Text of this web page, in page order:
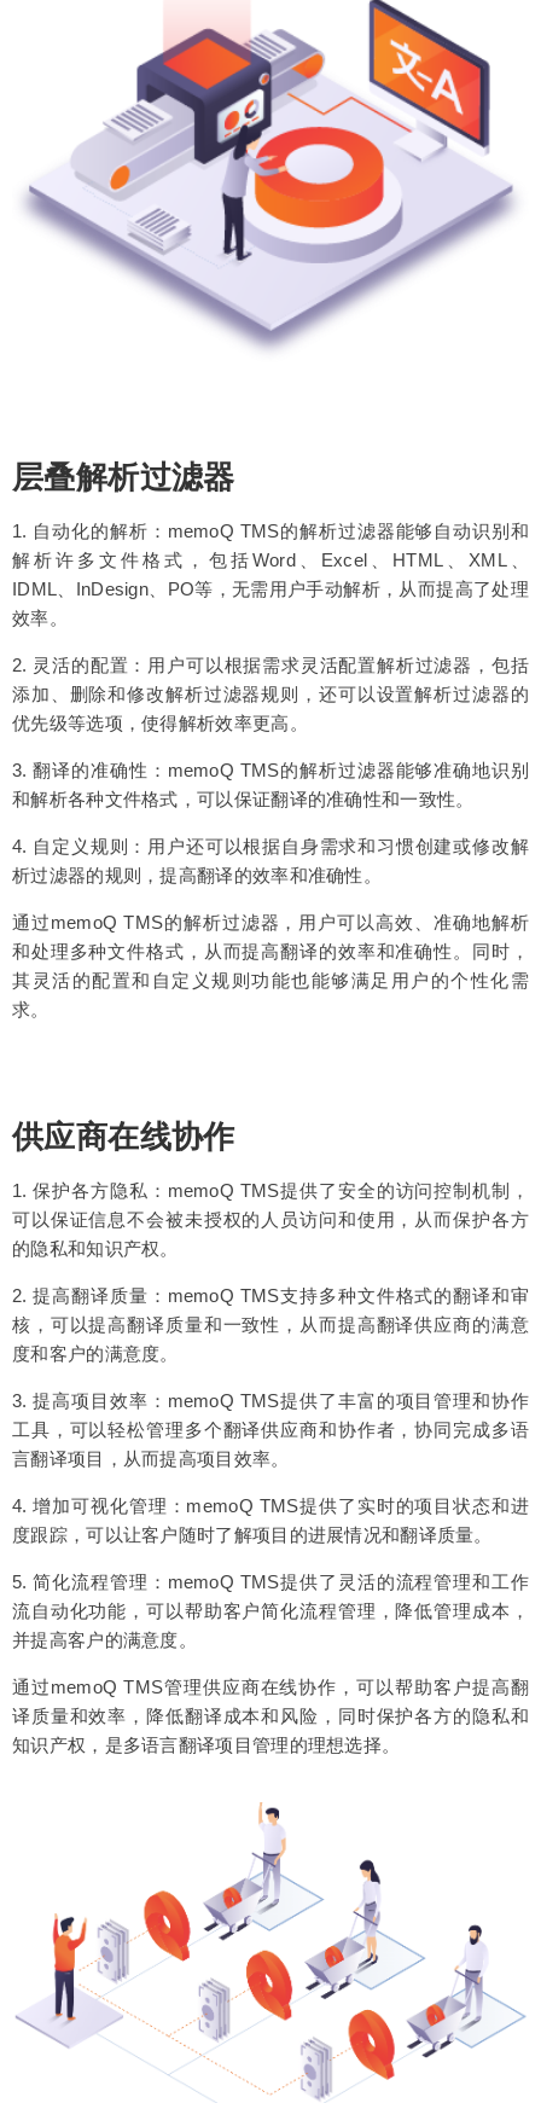
层叠解析过滤器
1. 自动化的解析：memoQ TMS的解析过滤器能够自动识别和
解析许多文件格式，包括Word、Excel、HTML、XML、
IDML、InDesign、PO等，无需用户手动解析，从而提高了处理
效率。
2. 灵活的配置：用户可以根据需求灵活配置解析过滤器，包括
添加、删除和修改解析过滤器规则，还可以设置解析过滤器的
优先级等选项，使得解析效率更高。
3. 翻译的准确性：memoQ TMS的解析过滤器能够准确地识别
和解析各种文件格式，可以保证翻译的准确性和一致性。
4. 自定义规则：用户还可以根据自身需求和习惯创建或修改解
析过滤器的规则，提高翻译的效率和准确性。
通过memoQ TMS的解析过滤器，用户可以高效、准确地解析
和处理多种文件格式，从而提高翻译的效率和准确性。同时，
其灵活的配置和自定义规则功能也能够满足用户的个性化需
求。
供应商在线协作
1. 保护各方隐私：memoQ TMS提供了安全的访问控制机制，
可以保证信息不会被未授权的人员访问和使用，从而保护各方
的隐私和知识产权。
2. 提高翻译质量：memoQ TMS支持多种文件格式的翻译和审
核，可以提高翻译质量和一致性，从而提高翻译供应商的满意
度和客户的满意度。
3. 提高项目效率：memoQ TMS提供了丰富的项目管理和协作
工具，可以轻松管理多个翻译供应商和协作者，协同完成多语
言翻译项目，从而提高项目效率。
4. 增加可视化管理：memoQ TMS提供了实时的项目状态和进
度跟踪，可以让客户随时了解项目的进展情况和翻译质量。
5. 简化流程管理：memoQ TMS提供了灵活的流程管理和工作
流自动化功能，可以帮助客户简化流程管理，降低管理成本，
并提高客户的满意度。
通过memoQ TMS管理供应商在线协作，可以帮助客户提高翻
译质量和效率，降低翻译成本和风险，同时保护各方的隐私和
知识产权，是多语言翻译项目管理的理想选择。